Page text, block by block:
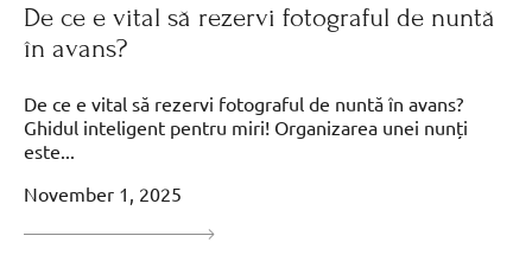
De ce e vital să rezervi fotograful de nuntă
în avans?
De ce e vital să rezervi fotograful de nuntă în avans?
Ghidul inteligent pentru miri! Organizarea unei nunți
este...
November 1, 2025